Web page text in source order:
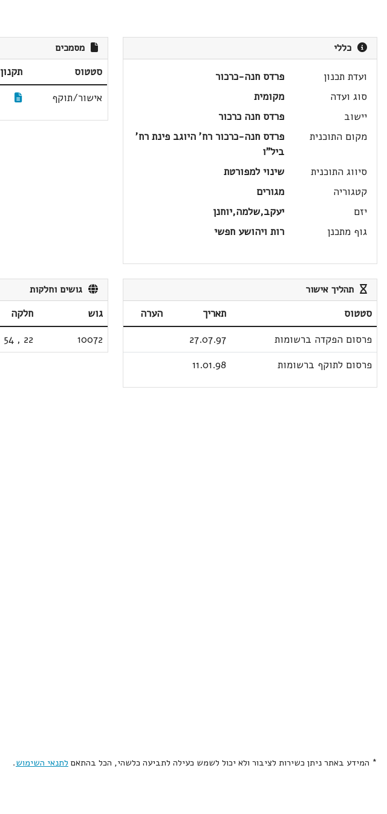
כללי
ועדת תכנון
פרדס חנה-כרכור
סוג ועדה
מקומית
יישוב
פרדס חנה כרכור
מקום התוכנית
פרדס חנה-כרכור רח' היוגב פינת רח'
ביל"ו
סיווג התוכנית
שינוי למפורטת
קטגוריה
מגורים
יזם
יעקב,שלמה,יוחנן
גוף מתכנן
רות ויהושע חפשי
מסמכים
סטטוס תקנון
אישור/תוקף
תהליך אישור
סטטוס תאריך
הערה
פרסום הפקדה ברשומות
27.07.97
פרסום לתוקף ברשומות
11.01.98
גושים וחלקות
גוש
חלקה
10072
22
,
54
* המידע באתר ניתן כשירות לציבור ולא יכול לשמש כעילה לתביעה כלשהי, הכל בהתאם לתנאי השימוש.